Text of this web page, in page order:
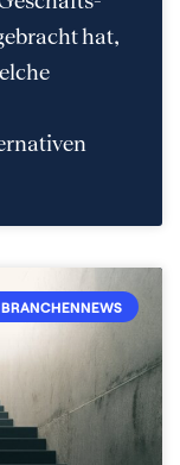
hat,
BRANCHENNEWS